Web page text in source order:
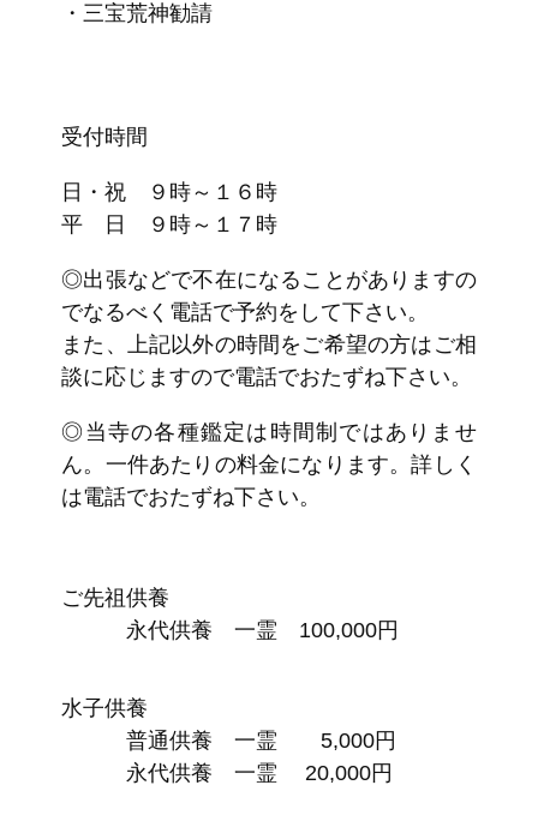
・三宝荒神勧請
受付時間
日・祝 ９時～１６時
平 日 ９時～１７時
◎出張などで不在になることがありますの
でなるべく電話で予約をして下さい。
また、上記以外の時間をご希望の方はご相
談に応じますので電話でおたずね下さい。
◎当寺の各種鑑定は時間制ではありませ
ん。一件あたりの料金になります。詳しく
は電話でおたずね下さい。
ご先祖供養
永代供養 一霊 100,000円
水子供養
普通供養 一霊 5,000円
永代供養 一霊 20,000円